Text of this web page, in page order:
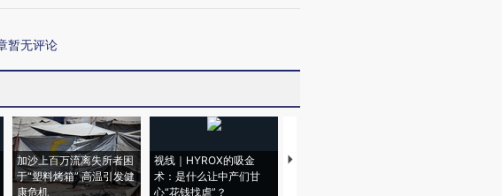
暂无评论
加沙上百万流离失所者困
于“塑料烤箱” 高温引发健
康危机
视线｜HYROX的吸金
术：是什么让中产们甘
心“花钱找虐”？
马航飞行员跨国走私7万